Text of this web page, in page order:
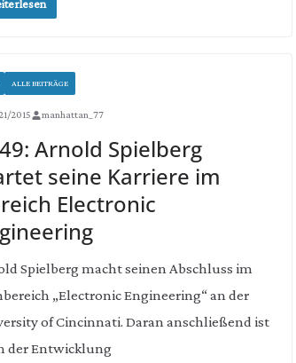
ALLE BEITRÄGE
2015 manhattan_77
Arnold Spielberg
seine Karriere im
Electronic
Spielberg macht seinen Abschluss im
„Electronic Engineering“ an der
of Cincinnati. Daran anschließend ist
der Entwicklung